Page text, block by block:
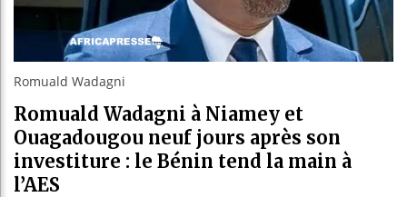
Romuald Wadagni
Romuald Wadagni à Niamey et
Ouagadougou neuf jours après son
investiture : le Bénin tend la main à
l’AES